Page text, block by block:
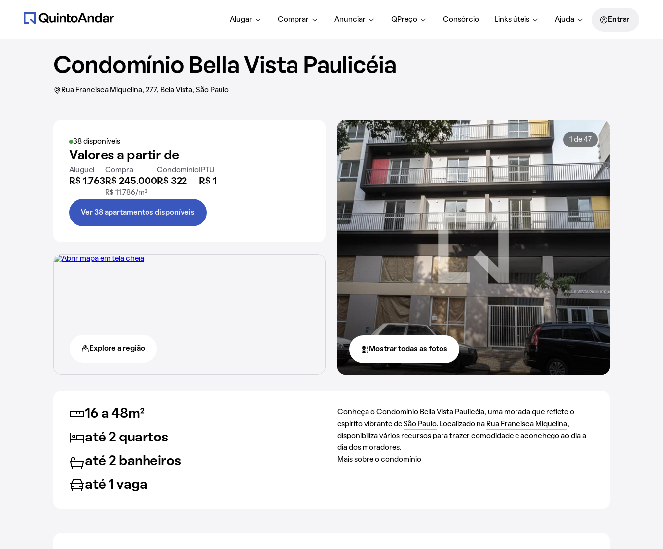
Alugar Comprar Anunciar QPreço Consórcio Links úteis Ajuda Entrar
Condomínio Bella Vista Paulicéia
Rua Francisca Miquelina, 277, Bela Vista, São Paulo
38 disponíveis
Valores a partir de
Aluguel
R$ 1.763
Compra
R$ 245.000
R$ 11.786/m²
Condomínio
R$ 322
IPTU
R$ 1
Ver 38 apartamentos disponíveis
Explore a região
1 de 47
Mostrar todas as fotos
16 a 48m²
até 2 quartos
até 2 banheiros
até 1 vaga
Conheça o Condomínio Bella Vista Paulicéia, uma morada que reflete o
espírito vibrante de São Paulo. Localizado na Rua Francisca Miquelina,
disponibiliza vários recursos para trazer comodidade e aconchego ao dia a
dia dos moradores.
Mais sobre o condomínio